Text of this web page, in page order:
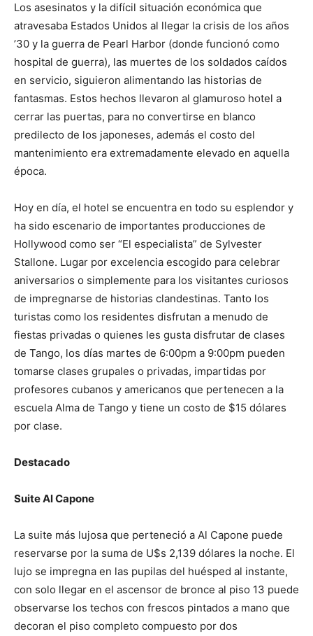
Los asesinatos y la difícil situación económica que
atravesaba Estados Unidos al llegar la crisis de los años
’30 y la guerra de Pearl Harbor (donde funcionó como
hospital de guerra), las muertes de los soldados caídos
en servicio, siguieron alimentando las historias de
fantasmas. Estos hechos llevaron al glamuroso hotel a
cerrar las puertas, para no convertirse en blanco
predilecto de los japoneses, además el costo del
mantenimiento era extremadamente elevado en aquella
época.
Hoy en día, el hotel se encuentra en todo su esplendor y
ha sido escenario de importantes producciones de
Hollywood como ser “El especialista” de Sylvester
Stallone. Lugar por excelencia escogido para celebrar
aniversarios o simplemente para los visitantes curiosos
de impregnarse de historias clandestinas. Tanto los
turistas como los residentes disfrutan a menudo de
fiestas privadas o quienes les gusta disfrutar de clases
de Tango, los días martes de 6:00pm a 9:00pm pueden
tomarse clases grupales o privadas, impartidas por
profesores cubanos y americanos que pertenecen a la
escuela Alma de Tango y tiene un costo de $15 dólares
por clase.
Destacado
Suite Al Capone
La suite más lujosa que perteneció a Al Capone puede
reservarse por la suma de U$s 2,139 dólares la noche. El
lujo se impregna en las pupilas del huésped al instante,
con solo llegar en el ascensor de bronce al piso 13 puede
observarse los techos con frescos pintados a mano que
decoran el piso completo compuesto por dos